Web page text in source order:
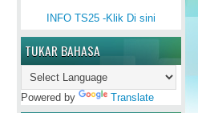
INFO TS25 -Klik Di sini
TUKAR BAHASA
Powered by Translate